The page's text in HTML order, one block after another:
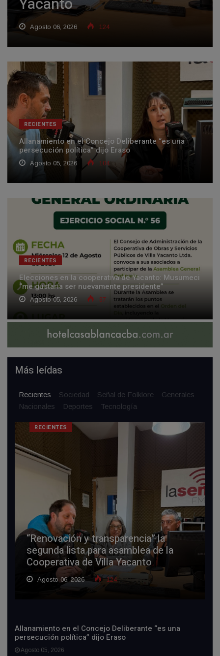
Yacanto
Agosto 06, 2026 124
RECIENTES
Allanamiento en el Concejo Deliberante “es una
persecución política” dijo Eraso
Agosto 05, 2026 104
RECIENTES
Elecciones en la cooperativa de Yacanto: Musumeci
“me gustaría ser nuevamente presidente”
Agosto 05, 2026 37
Más leídas
Recientes Sociedad Señal de Folklore
Generales
Nacionales
Deportes Tecnología
RECIENTES
“Renovación y transparencia” la
segunda lista para asamblea de la
Cooperativa de Villa Yacanto
Agosto 06, 2026 124
Allanamiento en el Concejo Deliberante “es una
persecución política” dijo Eraso
Agosto 05, 2026